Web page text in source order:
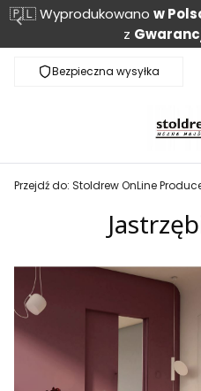
🇵🇱 Wyprodukowano w
z
Bezpieczna wysyłka
Przejdź do: Stoldrew OnLine Producent drzwi wewnętrznych i